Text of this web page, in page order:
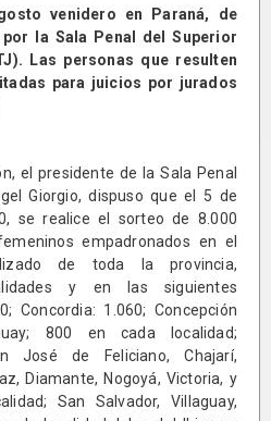
venidero en Paraná, de
la Sala Penal del Superior
Las personas que resulten
para juicios por jurados
el presidente de la Sala Penal
Giorgio, dispuso que el 5 de
se realice el sorteo de 8.000
empadronados en el
de toda la provincia,
y en las siguientes
Concordia: 1.060; Concepción
800 en cada localidad;
José de Feliciano, Chajarí,
Diamante, Nogoyá, Victoria, y
San Salvador, Villaguay,